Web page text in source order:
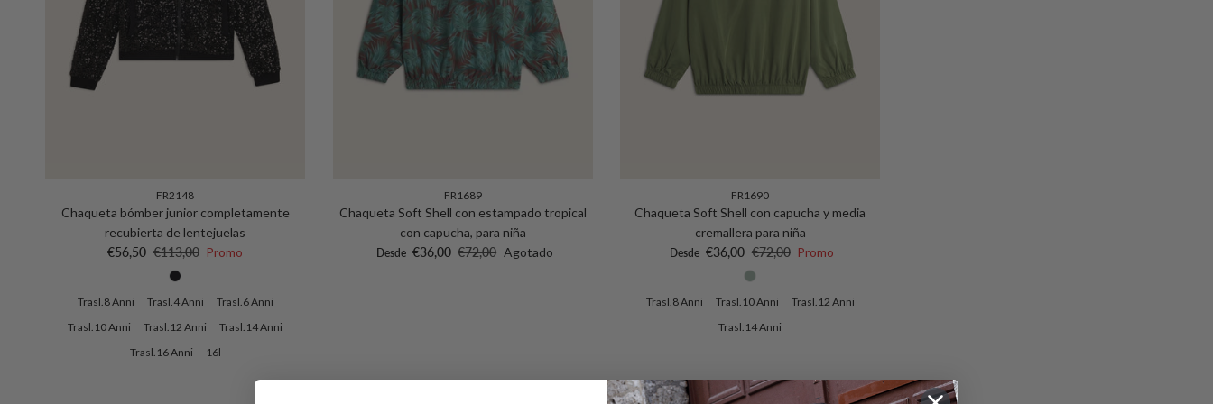
FR2148
Chaqueta bómber junior completamente
recubierta de lentejuelas
Precio de venta
€56,50 Precio normal
€113,00 Promo
Trasl.8 Anni Trasl.4 Anni
Trasl.6 Anni
Trasl.10 Anni
Trasl.12 Anni
Trasl.14 Anni
Trasl.16 Anni
16l
FR1689
Chaqueta Soft Shell con estampado tropical
con capucha, para niña
Precio de venta
Desde €36,00 Precio normal
€72,00 Agotado
FR1690
Chaqueta Soft Shell con capucha y media
cremallera para niña
Precio de venta
Desde €36,00 Precio normal
€72,00 Promo
Trasl.8 Anni Trasl.10 Anni
Trasl.12 Anni
Trasl.14 Anni